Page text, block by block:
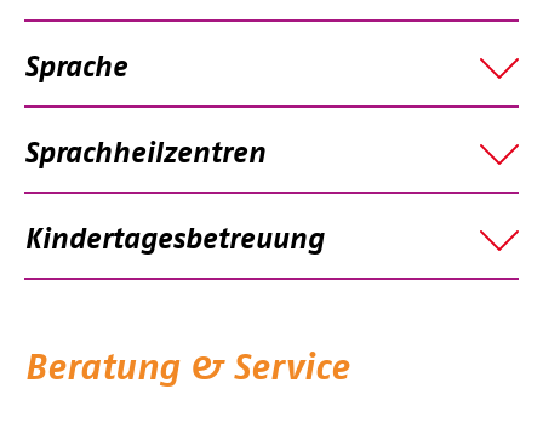
Sprache
Sprachheilzentren
Kindertagesbetreuung
Beratung & Service